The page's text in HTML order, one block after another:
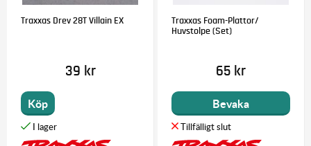
Traxxas Drev 28T Villain EX
39 kr
Köp
Traxxas Foam-Plattor/
Huvstolpe (Set)
65 kr
Bevaka